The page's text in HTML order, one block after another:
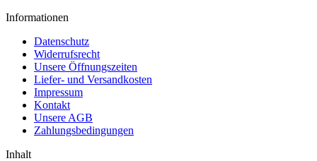
Informationen
Datenschutz
Widerrufsrecht
Unsere Öffnungszeiten
Liefer- und Versandkosten
Impressum
Kontakt
Unsere AGB
Zahlungsbedingungen
Inhalt